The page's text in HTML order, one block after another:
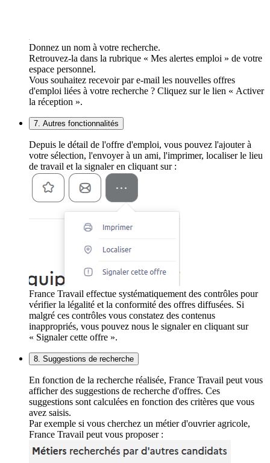
Donnez un nom à votre recherche.
Retrouvez-la dans la rubrique « Mes alertes emploi » de votre
espace personnel.
Vous souhaitez recevoir par e-mail les nouvelles offres
d'emploi liées à votre recherche ? Cliquez sur le lien « Activer
la réception ».
7. Autres fonctionnalités
Depuis le détail de l'offre d'emploi, vous pouvez l'ajouter à
votre sélection, l'envoyer à un ami, l'imprimer, localiser le lieu
de travail et la signaler en cliquant sur :
France Travail effectue systématiquement des contrôles pour
vérifier la légalité et la conformité des offres diffusées. Si
malgré ces contrôles vous constatez des contenus
inappropriés, vous pouvez nous le signaler en cliquant sur
« Signaler cette offre ».
8. Suggestions de recherche
En fonction de la recherche réalisée, France Travail peut vous
afficher des suggestions de recherche d'offres. Ces
suggestions sont calculées en fonction des critères que vous
avez saisis.
Par exemple si vous cherchez un métier d'ouvrier agricole,
France Travail peut vous proposer :